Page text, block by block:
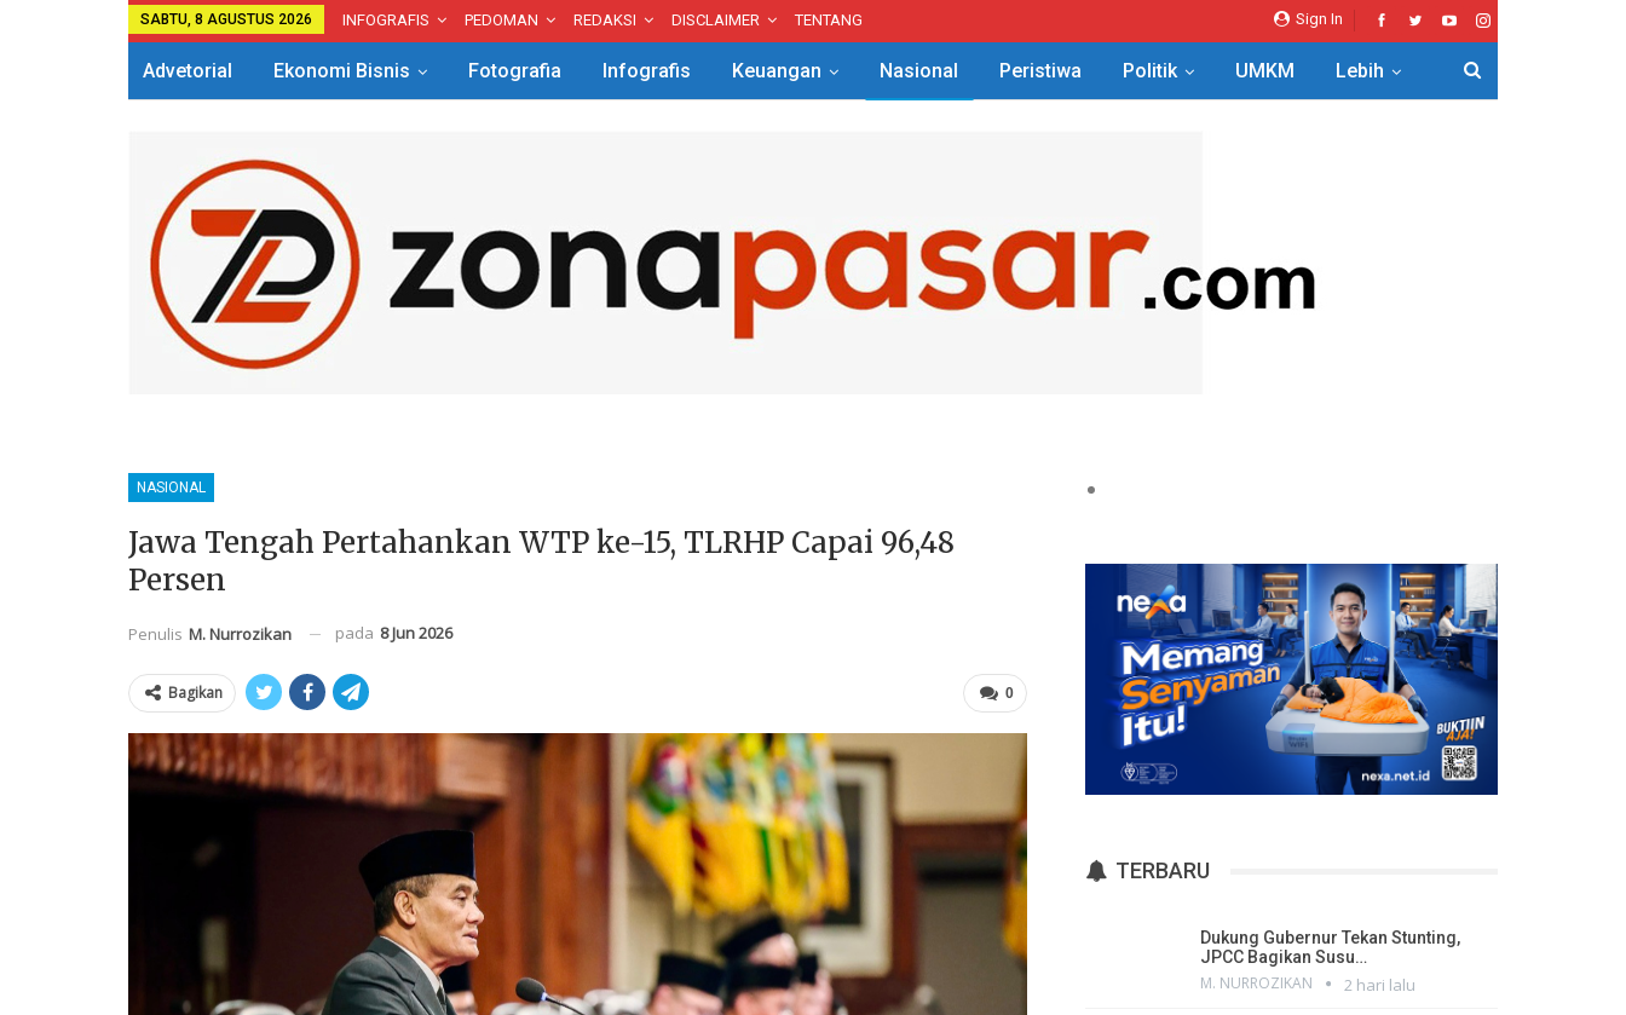
Sign In
SABTU, 8 AGUSTUS 2026 INFOGRAFIS PEDOMAN REDAKSI DISCLAIMER TENTANG
Advetorial Ekonomi Bisnis Fotografia Infografis Keuangan Nasional Peristiwa Politik UMKM Lebih
NASIONAL
Jawa Tengah Pertahankan WTP ke-15, TLRHP Capai 96,48
Persen
Penulis M. Nurrozikan pada 8 Jun 2026
0
Bagikan
TERBARU
Dukung Gubernur Tekan Stunting,
JPCC Bagikan Susu…
M. NURROZIKAN 2 hari lalu